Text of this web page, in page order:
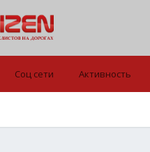
Соц сети Активность